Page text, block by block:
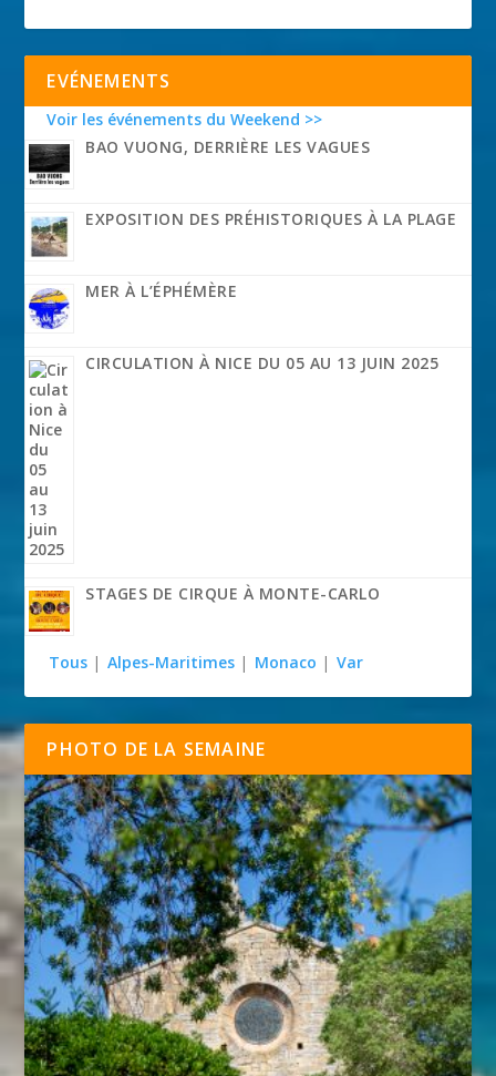
EVÉNEMENTS
Voir les événements du Weekend >>
BAO VUONG, DERRIÈRE LES VAGUES
EXPOSITION DES PRÉHISTORIQUES À LA PLAGE
MER À L’ÉPHÉMÈRE
CIRCULATION À NICE DU 05 AU 13 JUIN 2025
STAGES DE CIRQUE À MONTE-CARLO
Tous | Alpes-Maritimes | Monaco | Var
PHOTO DE LA SEMAINE